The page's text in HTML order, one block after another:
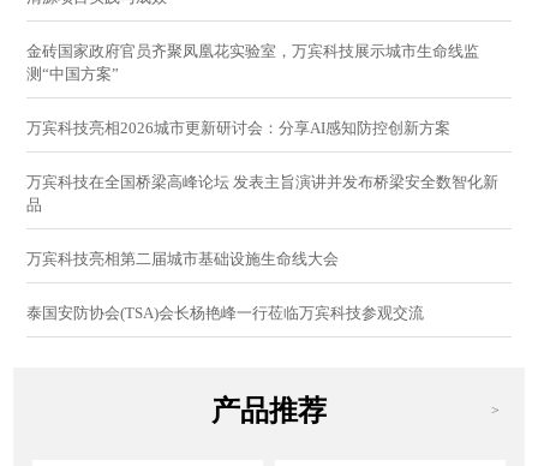
金砖国家政府官员齐聚凤凰花实验室，万宾科技展示城市生命线监
测“中国方案”
万宾科技亮相2026城市更新研讨会：分享AI感知防控创新方案
万宾科技在全国桥梁高峰论坛 发表主旨演讲并发布桥梁安全数智化新
品
万宾科技亮相第二届城市基础设施生命线大会
泰国安防协会(TSA)会长杨艳峰一行莅临万宾科技参观交流
产品推荐 >